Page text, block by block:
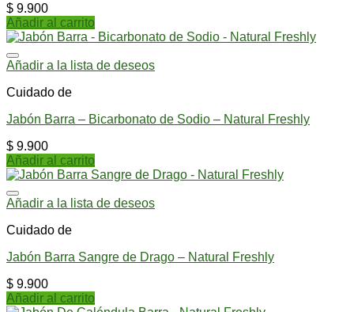
$ 9.900
Añadir al carrito
Añadir a la lista de deseos
Cuidado de
Jabón Barra – Bicarbonato de Sodio – Natural Freshly
$ 9.900
Añadir al carrito
Añadir a la lista de deseos
Cuidado de
Jabón Barra Sangre de Drago – Natural Freshly
$ 9.900
Añadir al carrito